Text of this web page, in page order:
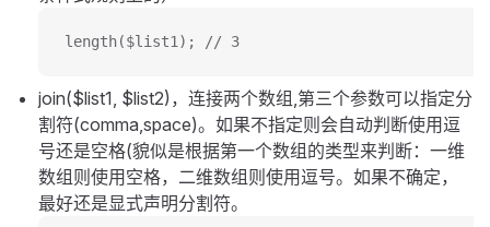
length($list1); // 3
join($list1, $list2)，连接两个数组,第三个参数可以指定分
割符(comma,space)。如果不指定则会自动判断使用逗
号还是空格(貌似是根据第一个数组的类型来判断：一维
数组则使用空格，二维数组则使用逗号。如果不确定，
最好还是显式声明分割符。